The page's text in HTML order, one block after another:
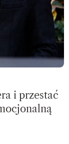
i przestać